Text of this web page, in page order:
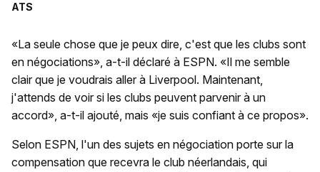
ATS
«La seule chose que je peux dire, c'est que les clubs sont
en négociations», a-t-il déclaré à ESPN. «Il me semble
clair que je voudrais aller à Liverpool. Maintenant,
j'attends de voir si les clubs peuvent parvenir à un
accord», a-t-il ajouté, mais «je suis confiant à ce propos».
Selon ESPN, l'un des sujets en négociation porte sur la
compensation que recevra le club néerlandais, qui